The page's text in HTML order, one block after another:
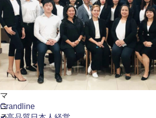
マ
ニ
Grandline